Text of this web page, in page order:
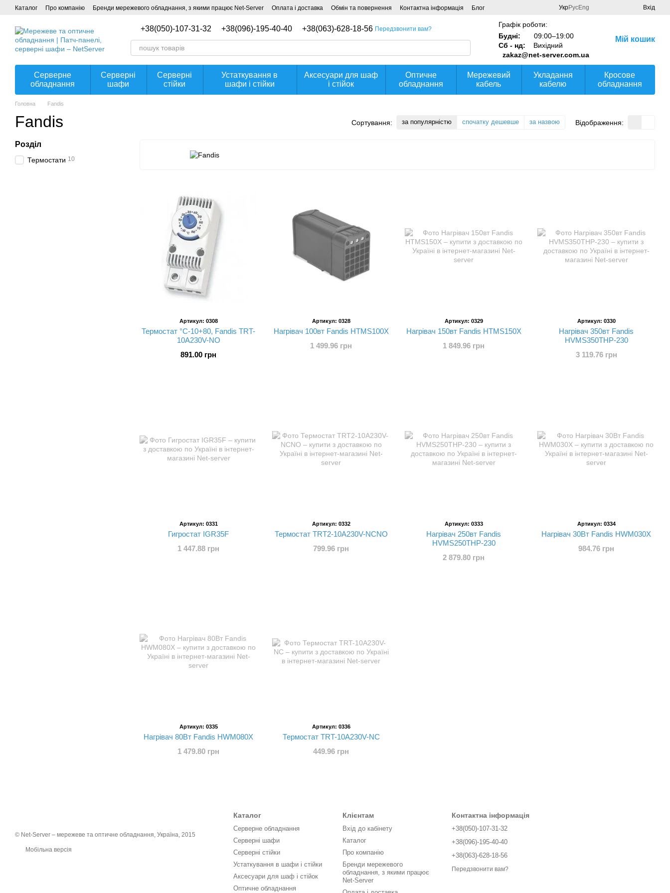
Перейти до основного контенту
Каталог Про компанію Бренди мережевого обладнання, з якими працює Net-Server Оплата і доставка Обмін та повернення Контактна інформація
Блог
УкрРусEng Вхід
+38(050)-107-31-32 +38(096)-195-40-40 +38(063)-628-18-56 Передзвонити вам?
Графік роботи:
Будні:
09:00–19:00
Сб - нд:
Вихідний
zakaz@net-server.com.ua
Мій кошик
Серверне
обладнання
Серверні
шафи
Серверні
стійки
Устаткування в
шафи і стійки
Аксесуари для шаф
і стійок
Оптичне
обладнання
Мережевий
кабель
Укладання
кабелю
Кросове
обладнання
Головна Fandis
Fandis Сортування: за популярністю спочатку дешевше за назвою Відображення:
Артикул: 0308
Термостат °C-10+80, Fandis TRT-
10A230V-NO
891.00 грн
Артикул: 0328
Нагрівач 100вт Fandis HTMS100X
1 499.96 грн
Артикул: 0329
Нагрівач 150вт Fandis HTMS150X
1 849.96 грн
Артикул: 0330
Нагрівач 350вт Fandis
HVMS350THP-230
3 119.76 грн
Артикул: 0331
Гигростат IGR35F
1 447.88 грн
Артикул: 0332
Термостат TRT2-10A230V-NCNO
799.96 грн
Артикул: 0333
Нагрівач 250вт Fandis
HVMS250THP-230
2 879.80 грн
Артикул: 0334
Нагрівач 30Вт Fandis HWM030X
984.76 грн
Артикул: 0335
Нагрівач 80Вт Fandis HWM080X
1 479.80 грн
Артикул: 0336
Термостат TRT-10A230V-NC
449.96 грн
Розділ
Термостати 10
© Net-Server – мережеве та оптичне обладнання, Україна, 2015
Мобільна версія
Каталог
Серверне обладнання
Серверні шафи
Серверні стійки
Устаткування в шафи і стійки
Аксесуари для шаф і стійок
Оптичне обладнання
Клієнтам
Вхід до кабінету
Каталог
Про компанію
Бренди мережевого
обладнання, з якими працює
Net-Server
Контактна інформація
+38(050)-107-31-32
+38(096)-195-40-40
+38(063)-628-18-56
Передзвонити вам?